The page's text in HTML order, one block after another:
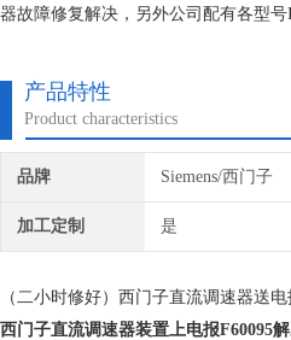
器故障修复解决，另外公司配有各型
产品特性
Product characteristics
品牌 Siemens/西门子
加工定制 是
（二小时修好）西门子直流调速器送
西门子直流调速器装置上电报F60095